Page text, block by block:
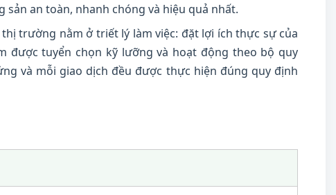
an toàn, nhanh chóng và hiệu quả nhất.
trường nằm ở triết lý làm việc: đặt lợi ích thực sự của
được tuyển chọn kỹ lưỡng và hoạt động theo bộ quy
và mỗi giao dịch đều được thực hiện đúng quy định